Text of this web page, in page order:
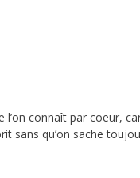
l’on connaît par coeur,
sans qu’on sache